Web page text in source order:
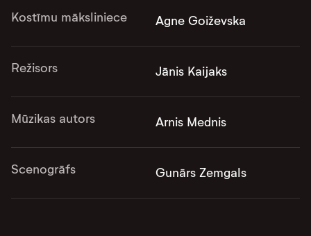
Kostīmu māksliniece Agne Goiževska
Režisors Jānis Kaijaks
Mūzikas autors Arnis Mednis
Scenogrāfs Gunārs Zemgals